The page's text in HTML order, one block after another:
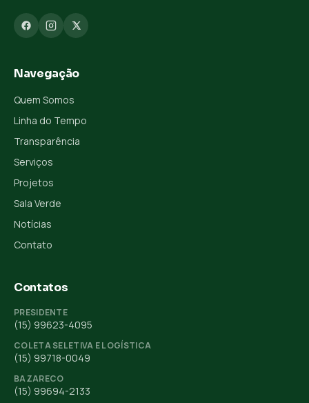
Navegação
Quem Somos
Linha do Tempo
Transparência
Serviços
Projetos
Sala Verde
Notícias
Contato
Contatos
PRESIDENTE
(15) 99623-4095
COLETA SELETIVA E LOGÍSTICA
(15) 99718-0049
BAZARECO
(15) 99694-2133